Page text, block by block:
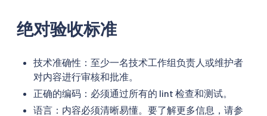
绝对验收标准
技术准确性：至少一名技术工作组负责人或维护者
对内容进行审核和批准。
正确的编码：必须通过所有的 lint 检查和测试。
语言：内容必须清晰易懂。要了解更多信息，请参